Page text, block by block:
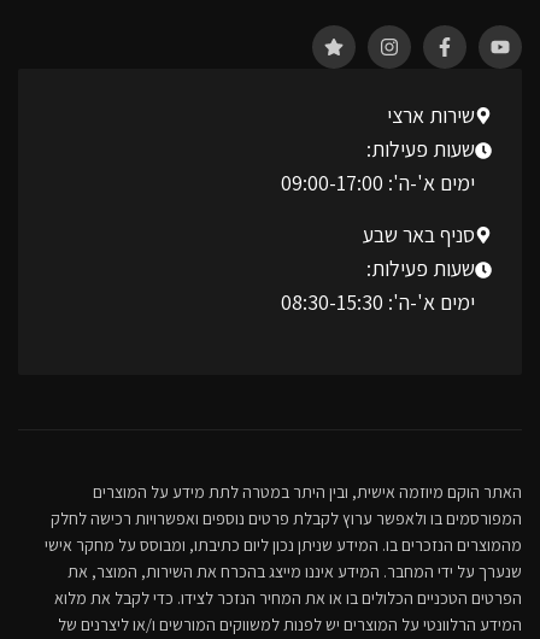
שירות ארצי
שעות פעילות:
ימים א'-ה': 09:00-17:00
סניף באר שבע
שעות פעילות:
ימים א'-ה': 08:30-15:30
האתר הוקם מיוזמה אישית, ובין היתר במטרה לתת מידע על המוצרים
המפורסמים בו ולאפשר ערוץ לקבלת פרטים נוספים ואפשרויות רכישה לחלק
מהמוצרים הנזכרים בו. המידע שניתן נכון ליום כתיבתו, ומבוסס על מחקר אישי
שנערך על ידי המחבר. המידע איננו מייצג בהכרח את השירות, המוצר, את
הפרטים הטכניים הכלולים בו או את המחיר הנזכר לצידו. כדי לקבל את מלוא
המידע הרלוונטי על המוצרים יש לפנות למשווקים המורשים ו/או ליצרנים של